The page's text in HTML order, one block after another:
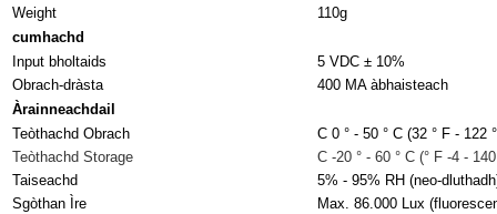
Weight
110g
cumhachd
Input bholtaids
5 VDC ± 10%
Obrach-dràsta
400 MA àbhaisteach
Àrainneachdail
Teòthachd Obrach
C 0 ° - 50 ° C (32 ° F - 122
Teòthachd Storage
C -20 ° - 60 ° C (° F -4 -
Taiseachd
5% - 95% RH (neo-
Sgòthan Ìre
Max. 86.000 Lux